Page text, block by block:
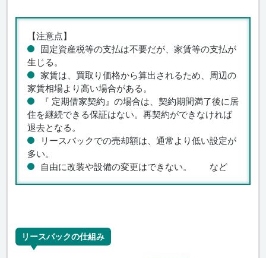
【注意点】
固定資産税等の支払は不要だが、家賃等の支払が
生じる。
家賃は、買取り価格から算出されるため、周辺の
家賃相場より高い場合がある。
『 定期借家契約』の場合は、契約期間満了後に居
住を継続できる保証はない。再契約ができなければ
退去となる。
リースバックでの売却額は、通常より低い設定が
多い。
自由に改装や設備の変更はできない。 など
リースバックの仕組み